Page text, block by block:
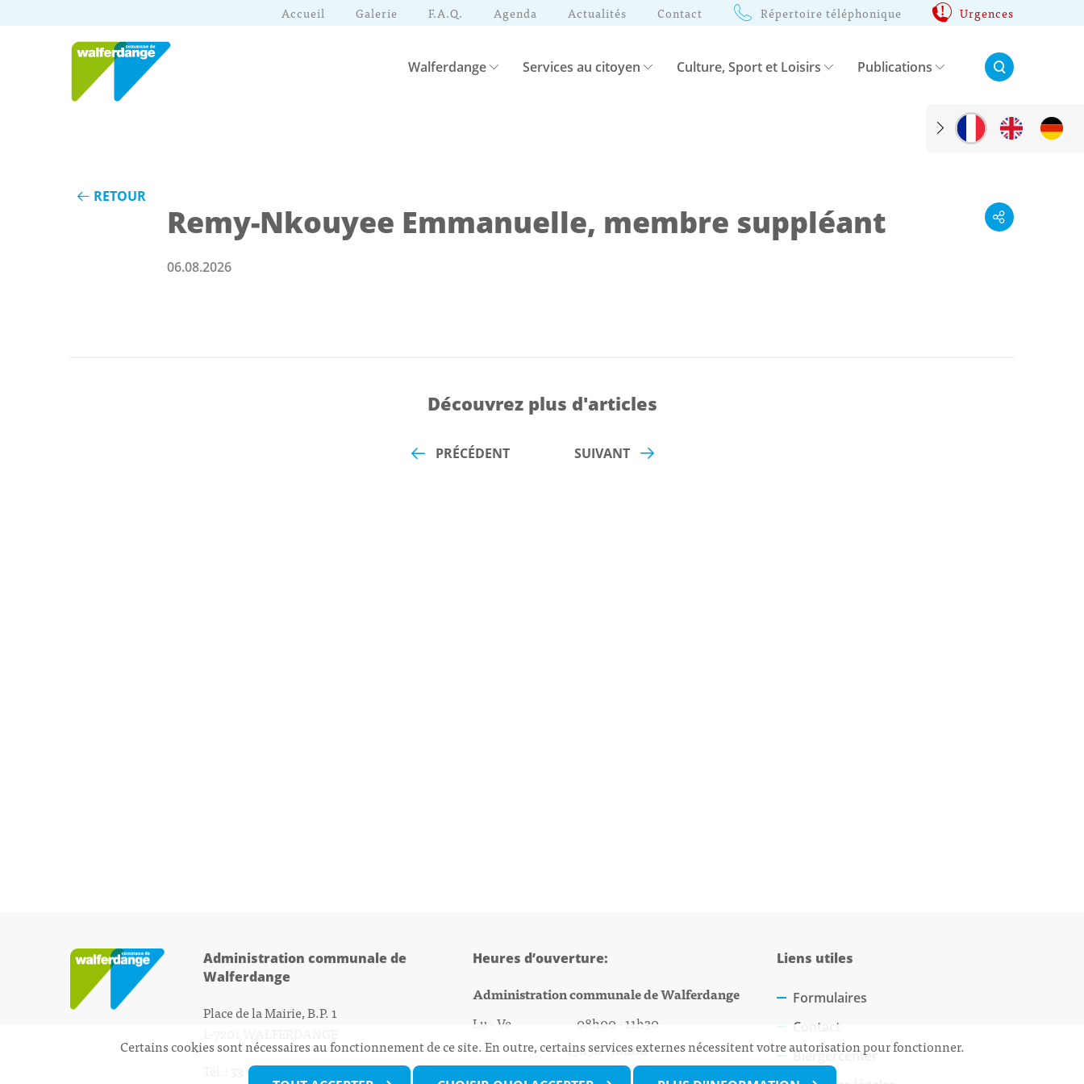
Accueil Galerie F.A.Q. Agenda Actualités Contact Répertoire téléphonique Urgences
Walferdange Services au citoyen Culture, Sport et Loisirs Publications Rechercher:
RETOUR
Remy-Nkouyee Emmanuelle, membre suppléant
06.08.2026
Découvrez plus d'articles
PRÉCÉDENT SUIVANT
Administration communale de
Walferdange
Place de la Mairie, B.P. 1
Tél.: 33 01 44 - 1secretariat@walfer.lu
Heures d’ouverture:
Administration communale de Walferdange
Lu - Ve 08h00 - 11h30
13h30 - 16h00
Biergercenter
Liens utiles
Formulaires
Contact
Biergercenter
Certains cookies sont nécessaires au fonctionnement de ce site. En outre, certains services externes nécessitent votre autorisation pour fonctionner.